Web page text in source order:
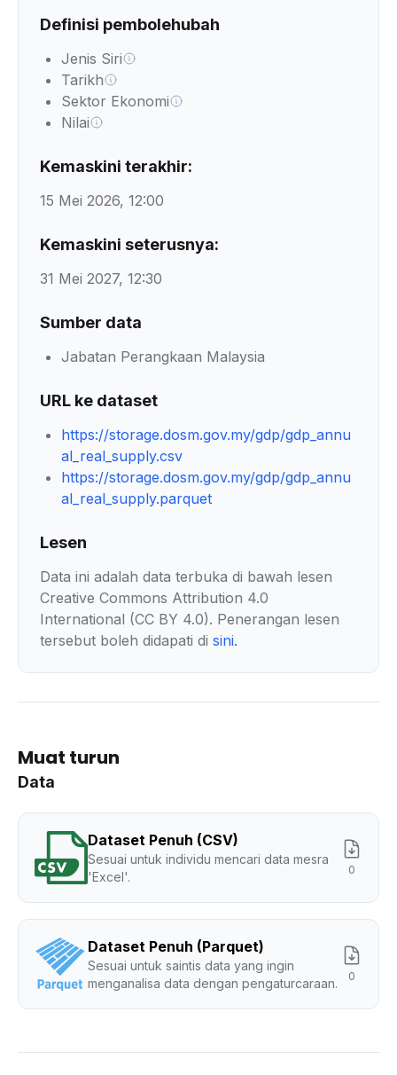
Definisi pembolehubah
Jenis Siri
Tarikh
Sektor Ekonomi
Nilai
Kemaskini terakhir:
15 Mei 2026, 12:00
Kemaskini seterusnya:
31 Mei 2027, 12:30
Sumber data
Jabatan Perangkaan Malaysia
URL ke dataset
https://storage.dosm.gov.my/gdp/gdp_annu
al_real_supply.csv
https://storage.dosm.gov.my/gdp/gdp_annu
al_real_supply.parquet
Lesen
Data ini adalah data terbuka di bawah lesen
Creative Commons Attribution 4.0
International (CC BY 4.0). Penerangan lesen
tersebut boleh didapati di sini.
Muat turun
Data
Dataset Penuh (CSV)
Sesuai untuk individu mencari data mesra
'Excel'.
0
Dataset Penuh (Parquet)
Sesuai untuk saintis data yang ingin
menganalisa data dengan pengaturcaraan.
0